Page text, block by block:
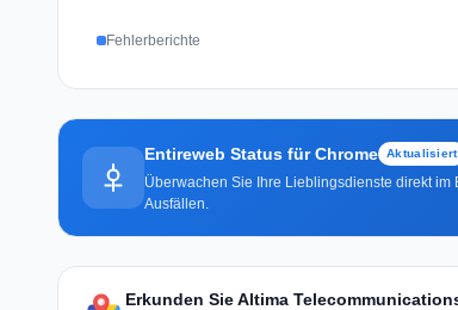
Fehlerberichte
Entireweb Status für Chrome Aktualisiert
Überwachen Sie Ihre Lieblingsdienste direkt
Ausfällen.
Erkunden Sie Altima